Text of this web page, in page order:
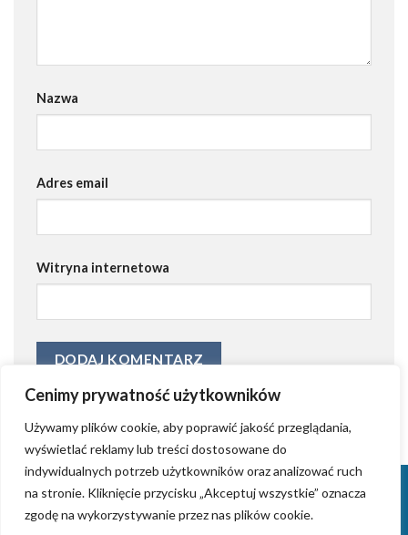
Cenimy prywatność użytkowników
Używamy plików cookie, aby poprawić jakość przeglądania,
wyświetlać reklamy lub treści dostosowane do
indywidualnych potrzeb użytkowników oraz analizować ruch
na stronie. Kliknięcie przycisku „Akceptuj wszystkie” oznacza
zgodę na wykorzystywanie przez nas plików cookie.
Nazwa
Adres email
Witryna internetowa
TWORZENIE STRON INTERNETOWYCH (WORDPRESS)
ZROBIMY REKLAMĘ
WPROWADZANIE FIRM NA RYNKI ZAGRANICZNE